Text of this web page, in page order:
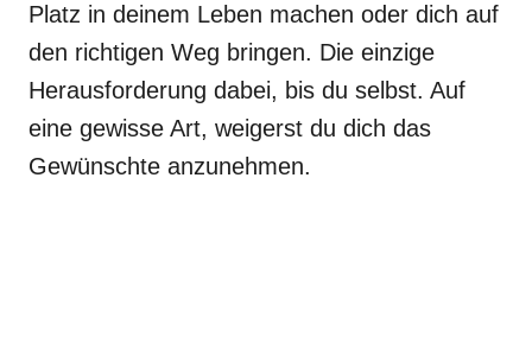
Platz in deinem Leben machen oder dich auf
den richtigen Weg bringen. Die einzige
Herausforderung dabei, bis du selbst. Auf
eine gewisse Art, weigerst du dich das
Gewünschte anzunehmen.